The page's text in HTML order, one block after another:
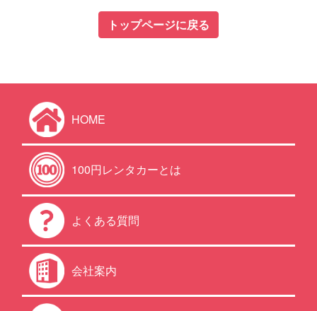
トップページに戻る
HOME
100円レンタカーとは
よくある質問
会社案内